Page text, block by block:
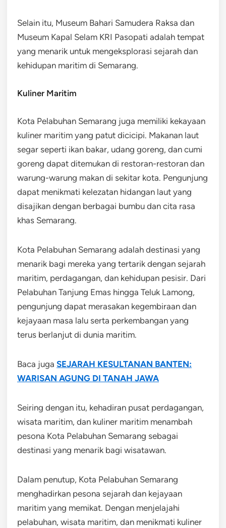
Selain itu, Museum Bahari Samudera Raksa dan
Museum Kapal Selam KRI Pasopati adalah tempat
yang menarik untuk mengeksplorasi sejarah dan
kehidupan maritim di Semarang.
Kuliner Maritim
Kota Pelabuhan Semarang juga memiliki kekayaan
kuliner maritim yang patut dicicipi. Makanan laut
segar seperti ikan bakar, udang goreng, dan cumi
goreng dapat ditemukan di restoran-restoran dan
warung-warung makan di sekitar kota. Pengunjung
dapat menikmati kelezatan hidangan laut yang
disajikan dengan berbagai bumbu dan cita rasa
khas Semarang.
Kota Pelabuhan Semarang adalah destinasi yang
menarik bagi mereka yang tertarik dengan sejarah
maritim, perdagangan, dan kehidupan pesisir. Dari
Pelabuhan Tanjung Emas hingga Teluk Lamong,
pengunjung dapat merasakan kegembiraan dan
kejayaan masa lalu serta perkembangan yang
terus berlanjut di dunia maritim.
Baca juga SEJARAH KESULTANAN BANTEN:
WARISAN AGUNG DI TANAH JAWA
Seiring dengan itu, kehadiran pusat perdagangan,
wisata maritim, dan kuliner maritim menambah
pesona Kota Pelabuhan Semarang sebagai
destinasi yang menarik bagi wisatawan.
Dalam penutup, Kota Pelabuhan Semarang
menghadirkan pesona sejarah dan kejayaan
maritim yang memikat. Dengan menjelajahi
pelabuhan, wisata maritim, dan menikmati kuliner